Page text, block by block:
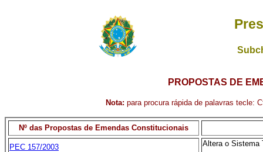
PROPOSTAS DE
Nota: para procura rápida de palavras tecle:
Nº das Propostas de Emendas Constitucionais
PEC 157/2003 Altera o Sistema